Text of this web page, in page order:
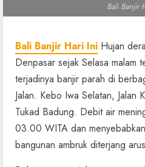
Bali Banjir
Bali Banjir Hari Ini Hujan
Denpasar sejak Selasa malam
terjadinya banjir parah di
Jalan. Kebo Iwa Selatan, Jalan
Tukad Badung. Debit air
03.00 WITA dan
bangunan ambruk diterjang